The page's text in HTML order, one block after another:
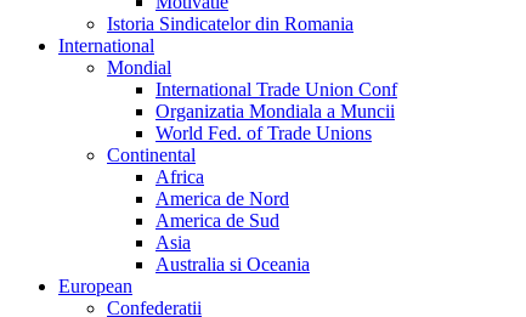
Istoria Sindicatelor din Romania
International
Mondial
International Trade Union Conf
Organizatia Mondiala a Muncii
World Fed. of Trade Unions
Continental
Africa
America de Nord
America de Sud
Asia
Australia si Oceania
European
Confederatii